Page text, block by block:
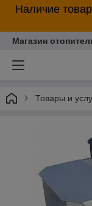
Наличие
Магазин
Товары и